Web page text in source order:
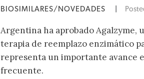
BIOSIMILARES/NOVEDADES
Argentina ha aprobado Agalzyme,
terapia de reemplazo enzimático
representa un importante avance
frecuente.